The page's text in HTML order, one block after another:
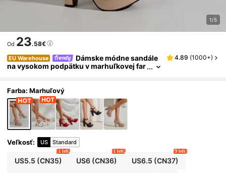
1/5
Od 23.58€
EU Warehouse
Dámske módne sandále
na vysokom podpätku v marhuľkovej far
4.89 (1000+)
Farba: Marhuľový
Veľkosť: US Standard
US5.5 (CN35)
1 left
US6 (CN36)
1 left
US6.5 (CN37)
9 left